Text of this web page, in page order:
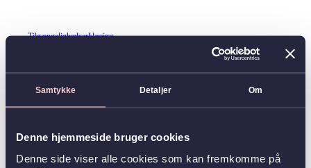
Samtykke Detaljer Om
Denne hjemmeside bruger cookies
Denne side viser alle cookies som kan fremkomme på
Tilgængelighedserklæring